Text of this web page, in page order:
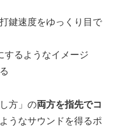
打鍵速度をゆっくり目で
するようなイメージ
方」の両方を指先でコ
うなサウンドを得るポ